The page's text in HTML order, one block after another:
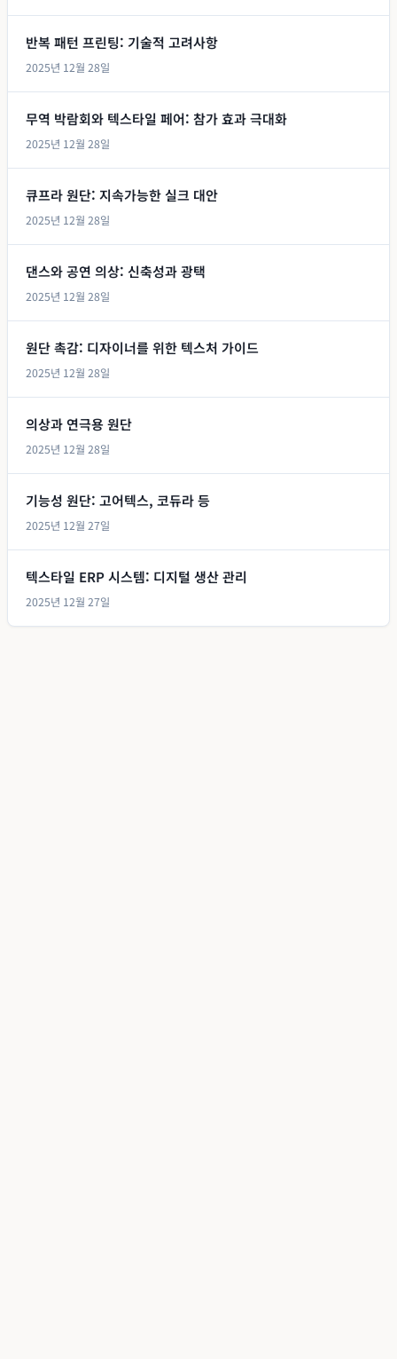
반복 패턴 프린팅: 기술적 고려사항
2025년 12월 28일
무역 박람회와 텍스타일 페어: 참가 효과 극대화
2025년 12월 28일
큐프라 원단: 지속가능한 실크 대안
2025년 12월 28일
댄스와 공연 의상: 신축성과 광택
2025년 12월 28일
원단 촉감: 디자이너를 위한 텍스처 가이드
2025년 12월 28일
의상과 연극용 원단
2025년 12월 28일
기능성 원단: 고어텍스, 코듀라 등
2025년 12월 27일
텍스타일 ERP 시스템: 디지털 생산 관리
2025년 12월 27일